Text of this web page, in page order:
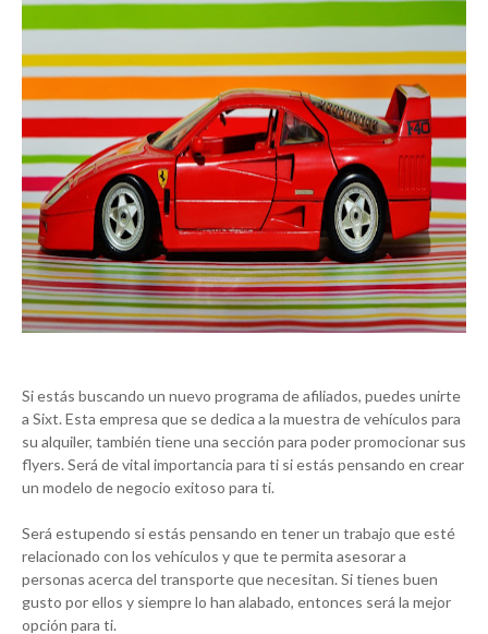
Si estás buscando un nuevo programa de afiliados, puedes unirte
a Sixt. Esta empresa que se dedica a la muestra de vehículos para
su alquiler, también tiene una sección para poder promocionar sus
flyers. Será de vital importancia para ti si estás pensando en crear
un modelo de negocio exitoso para ti.
Será estupendo si estás pensando en tener un trabajo que esté
relacionado con los vehículos y que te permita asesorar a
personas acerca del transporte que necesitan. Si tienes buen
gusto por ellos y siempre lo han alabado, entonces será la mejor
opción para ti.